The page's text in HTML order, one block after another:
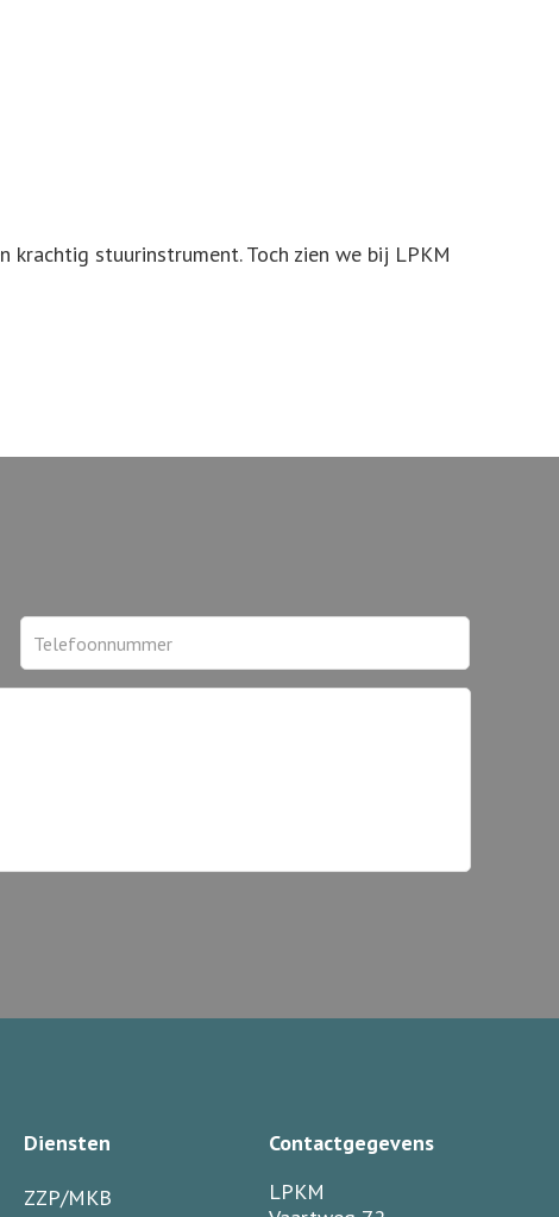
stuurinstrument. Toch zien we bij LPKM
Diensten
ZZP/MKB
Contactgegevens
LPKM